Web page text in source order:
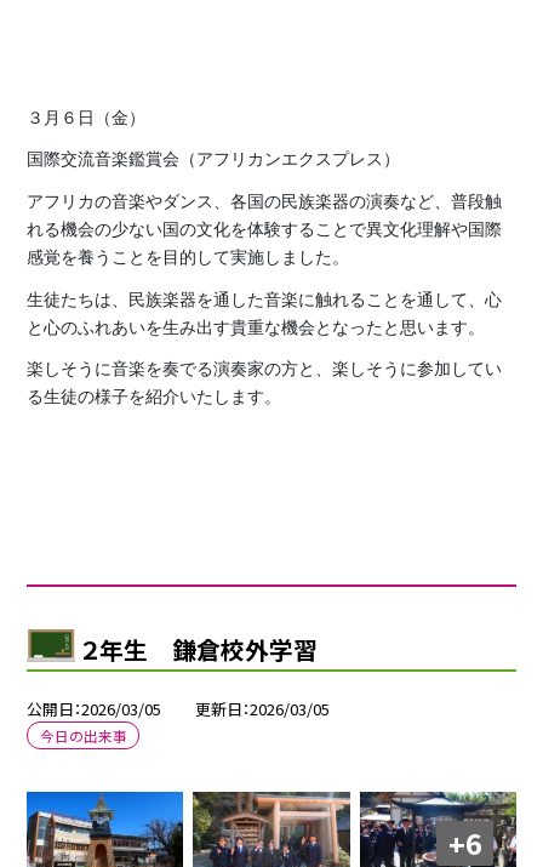
３月６日（金）
国際交流音楽鑑賞会（アフリカンエクスプレス）
アフリカの音楽やダンス、各国の民族楽器の演奏など、普段触
れる機会の少ない国の文化を体験することで異文化理解や国際
感覚を養うことを目的して実施しました。
生徒たちは、民族楽器を通した音楽に触れることを通して、心
と心のふれあいを生み出す貴重な機会となったと思います。
楽しそうに音楽を奏でる演奏家の方と、楽しそうに参加してい
る生徒の様子を紹介いたします。
２年生 鎌倉校外学習
公開日 2026/03/05 更新日 2026/03/05
今日の出来事
+6